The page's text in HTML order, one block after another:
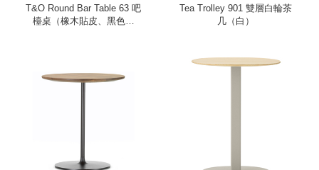
T&O Round Bar Table 63 吧
檯桌（橡木貼皮、黑色鋼
Tea Trolley 901 雙層白輪茶
几（白）